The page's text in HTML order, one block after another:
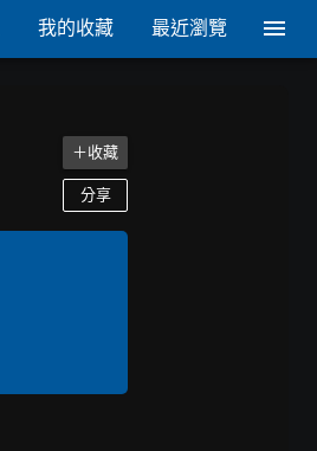
我的收藏 最近瀏覽
＋收藏
分享